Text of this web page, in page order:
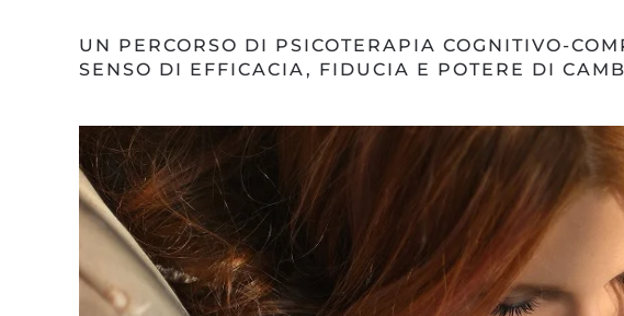
UN PERCORSO DI PSICOTERAPIA COGNITIVO-
SENSO DI EFFICACIA, FIDUCIA E POTERE DI